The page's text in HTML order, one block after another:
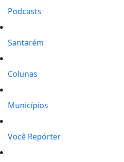
Podcasts
Santarém
Colunas
Municípios
Você Repórter